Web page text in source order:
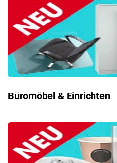
Büromöbel & Einrichten